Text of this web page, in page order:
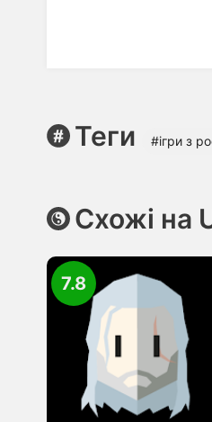
Теги #ігри з
Схожі на
7.8